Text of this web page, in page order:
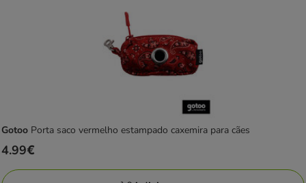
Gotoo Porta saco vermelho estampado caxemira para cães
Preço
4.99€
4.99€